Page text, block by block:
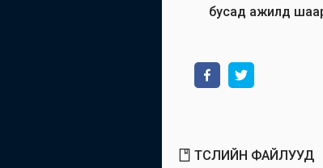
бусад ажилд
ТӨСЛИЙН ФАЙЛУУД